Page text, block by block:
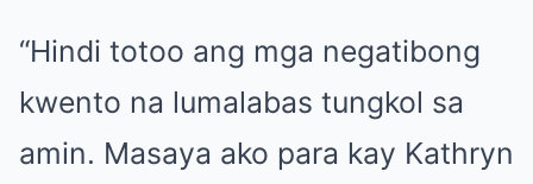
“Hindi totoo ang mga negatibong
kwento na lumalabas tungkol sa
amin. Masaya ako para kay Kathryn